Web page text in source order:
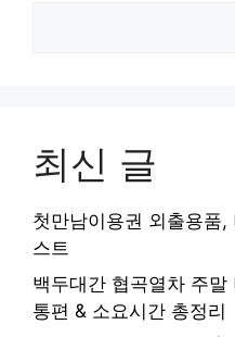
최신 글
첫만남이용권 외출용품
스트
백두대간 협곡열차 주
통편 & 소요시간 총정리